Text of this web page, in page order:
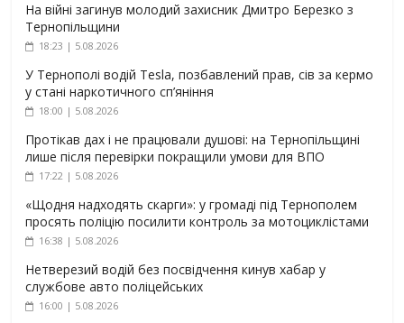
На війні загинув молодий захисник Дмитро Березко з
Тернопільщини
18:23 | 5.08.2026
У Тернополі водій Tesla, позбавлений прав, сів за кермо
у стані наркотичного сп’яніння
18:00 | 5.08.2026
Протікав дах і не працювали душові: на Тернопільщині
лише після перевірки покращили умови для ВПО
17:22 | 5.08.2026
«Щодня надходять скарги»: у громаді під Тернополем
просять поліцію посилити контроль за мотоциклістами
16:38 | 5.08.2026
Нетверезий водій без посвідчення кинув хабар у
службове авто поліцейських
16:00 | 5.08.2026